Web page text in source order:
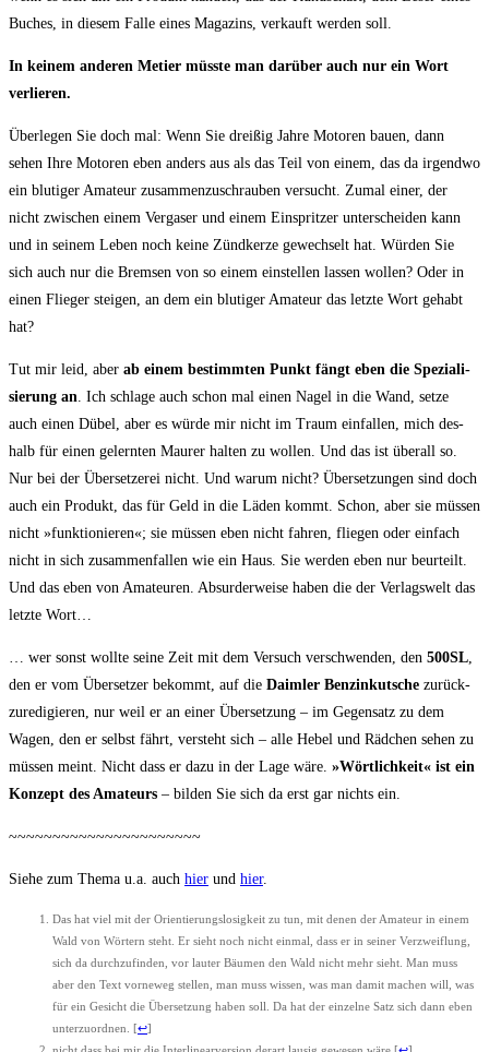
Buches, in die­sem Fal­le eines Maga­zins, ver­kauft wer­den soll.
In kei­nem ande­ren Metier müss­te man dar­über auch nur ein Wort
verlieren.
Über­le­gen Sie doch mal: Wenn Sie drei­ßig Jah­re Moto­ren bau­en, dann
sehen Ihre Moto­ren eben anders aus als das Teil von einem, das da irgend­wo
ein blu­ti­ger Ama­teur zusam­men­zu­schrau­ben ver­sucht. Zumal einer, der
nicht zwi­schen einem Ver­ga­ser und einem Ein­sprit­zer unter­schei­den kann
und in sei­nem Leben noch kei­ne Zünd­ker­ze gewech­selt hat. Wür­den Sie
sich auch nur die Brem­sen von so einem ein­stel­len las­sen wol­len? Oder in
einen Flie­ger stei­gen, an dem ein blu­ti­ger Ama­teur das letz­te Wort gehabt
hat?
Tut mir leid, aber ab einem bestimm­ten Punkt fängt eben die Spe­zia­li­
sie­rung an . Ich schla­ge auch schon mal einen Nagel in die Wand, set­ze
auch einen Dübel, aber es wür­de mir nicht im Traum ein­fal­len, mich des­
halb für einen gelern­ten Mau­rer hal­ten zu wol­len. Und das ist über­all so.
Nur bei der Über­set­ze­rei nicht. Und war­um nicht? Über­set­zun­gen sind doch
auch ein Pro­dukt, das für Geld in die Läden kommt. Schon, aber sie müs­sen
nicht »funk­tio­nie­ren«; sie müs­sen eben nicht fah­ren, flie­gen oder ein­fach
nicht in sich zusam­men­fal­len wie ein Haus. Sie wer­den eben nur beur­teilt.
Und das eben von Ama­teu­ren. Absur­der­wei­se haben die der Ver­lags­welt das
letz­te Wort…
… wer sonst woll­te sei­ne Zeit mit dem Ver­such ver­schwen­den, den 500SL
den er vom Über­set­zer bekommt, auf die Daim­ler Ben­zinkut­sche zurück­
zure­di­gie­ren, nur weil er an einer Über­set­zung – im Gegen­satz zu dem
Wagen, den er selbst fährt, ver­steht sich – alle Hebel und Räd­chen sehen zu
müs­sen meint. Nicht dass er dazu in der Lage wäre. »Wört­lich­keit« ist ein
Kon­zept des Ama­teurs – bil­den Sie sich da erst gar nichts ein.
~~~~~~~~~~~~~~~~~~~~~~
Sie­he zum The­ma u.a. auch hier und hier.
Das hat viel mit der Ori­en­tie­rungs­lo­sig­keit zu tun, mit denen der Ama­teur in einem
Wald von Wör­tern steht. Er sieht noch nicht ein­mal, dass er in sei­ner Ver­zweif­lung,
sich da durch­zu­fin­den, vor lau­ter Bäu­men den Wald nicht mehr sieht. Man muss
aber den Text vor­ne­weg stel­len, man muss wis­sen, was man damit machen will, was
für ein Gesicht die Über­set­zung haben soll. Da hat der ein­zel­ne Satz sich dann eben
unter­zu­ord­nen. [↩]